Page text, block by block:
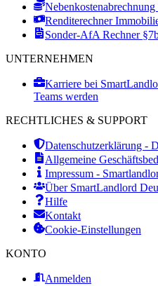
Nebenkostenabrechnung
Renditerechner
Sonder-AfA Rechner
UNTERNEHMEN
Karriere bei
Teams werden
RECHTLICHES & SUPPORT
Datenschutzerklärung -
Allgemeine
Impressum -
Über SmartLandlord
Hilfe
Kontakt
Cookie-Einstellungen
KONTO
Anmelden